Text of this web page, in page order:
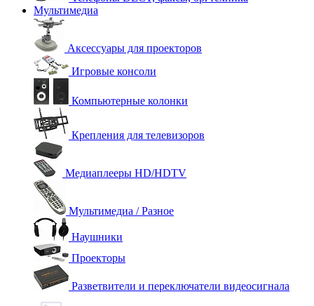
Мультимедиа
Аксессуары для проекторов
Игровые консоли
Компьютерные колонки
Крепления для телевизоров
Медиаплееры HD/HDTV
Мультимедиа / Разное
Наушники
Проекторы
Разветвители и переключатели видеосигнала